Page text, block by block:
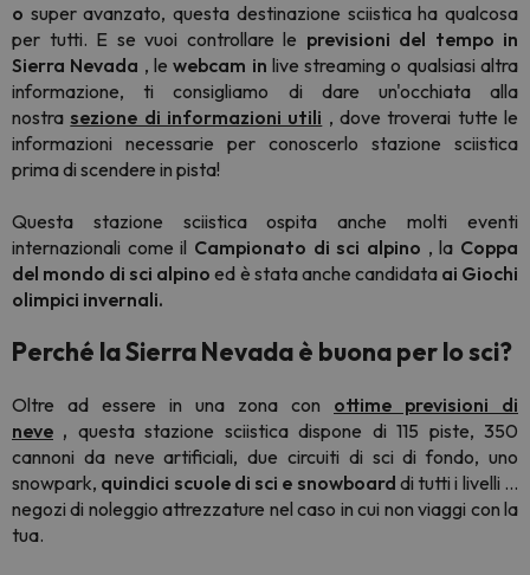
o super avanzato, questa destinazione sciistica ha qualcosa
per tutti. E se vuoi controllare le previsioni del tempo in
Sierra Nevada , lewebcam in live streaming o qualsiasi altra
informazione, ti consigliamo di dare un'occhiata alla
nostra sezione di informazioni utili , dove troverai tutte le
informazioni necessarie per conoscerlo stazione sciistica
prima di scendere in pista!
Questa stazione sciistica ospita anche molti eventi
internazionali come il Campionato di sci alpino , la Coppa
del mondo di sci alpino ed è stata anche candidata ai Giochi
olimpici invernali.
Perché la Sierra Nevada è buona per lo sci?
Oltre ad essere in una zona con ottime previsioni di
neve , questa stazione sciistica dispone di 115 piste, 350
cannoni da neve artificiali, due circuiti di sci di fondo, uno
snowpark, quindici scuole di sci e snowboard di tutti i livelli ...
negozi di noleggio attrezzature nel caso in cui non viaggi con la
tua.